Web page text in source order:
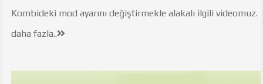
Kombideki mod ayarını değiştirmekle alakalı ilgili videomuz.
daha fazla..